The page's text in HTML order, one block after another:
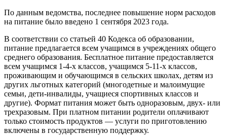
По данным ведомства, последнее повышение норм расходов
на питание было введено 1 сентября 2023 года.
В соответствии со статьей 40 Кодекса об образовании,
питание предлагается всем учащимся в учреждениях общего
среднего образования. Бесплатное питание предоставляется
всем учащимся 1-4-х классов, учащимся 5-11-х классов,
проживающим и обучающимся в сельских школах, детям из
других льготных категорий (многодетные и малоимущие
семьи, дети-инвалиды, учащиеся спортивных классов и
другие). Формат питания может быть одноразовым, двух- или
трехразовым. При платном питании родители оплачивают
только стоимость продуктов — услуги по приготовлению
включены в государственную поддержку.